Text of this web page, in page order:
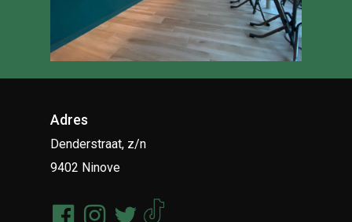
Adres
Denderstraat, z/n
9402 Ninove